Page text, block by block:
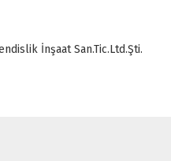
İnşaat San.Tic.Ltd.Şti.